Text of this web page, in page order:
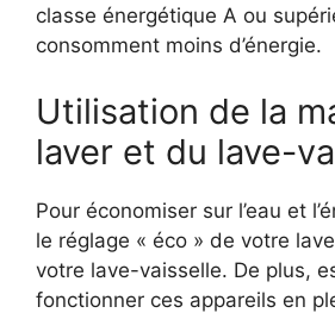
classe énergétique A ou
consomment moins d’énergie.
Utilisation de la
laver et du lave-
Pour économiser sur l’eau et
le réglage « éco » de votre
votre lave-vaisselle. De plus,
fonctionner ces appareils en